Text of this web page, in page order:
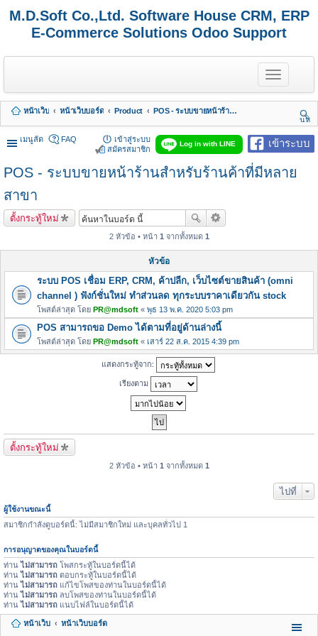
M.D.Soft Co.,Ltd. Software House CRM, ERP
E-Commerce Solutions Odoo Support
T
o
g
e
n
a
i
g
หน้าเว็บ หน้าเว็บบอร์ด Product
POS - ระบบขายหน้าร้านสำหรับร้านค้าที่มีหลายสาขา
นห
า
เมนูลัด
เข้าระบบ
Log in with LINE
FAQ
เข้าสู่ระบบ
สมัครสมาชิก
POS - ระบบขายหน้าร้านสำหรับร้านค้าที่มีหลาย
สาขา
ตั้งกระทู้ใหม่
2 หัวข้อ • หน้า 1 จากทั้งหมด 1
หัวข้อ
ระบบ POS เชื่อม ERP, CRM, ค้าปลีก, เว็บไซต์ขายสินค้า (omni
channel ) ฟังก์ชั่นใหม่ ทำส่วนลด ทุกระบบราคาเดียวกัน stock
โพสต์ล่าสุด โดย PR@mdsoft « พุธ 13 พ.ค. 2020 5:03 pm
POS สามารถขอ Demo ได้ตามที่อยู่ด้านล่างนี้
โพสต์ล่าสุด โดย PR@mdsoft « เสาร์ 22 ส.ค. 2015 4:39 pm
แสดงกระทู้จาก:
เรียงตาม
ตั้งกระทู้ใหม่
2 หัวข้อ • หน้า 1 จากทั้งหมด 1
ไปที่
ผู้ใช้งานขณะนี้
สมาชิกกำลังดูบอร์ดนี้: ไม่มีสมาชิกใหม่ และบุคลทั่วไป 1
การอนุญาตของคุณในบอร์ดนี้
ท่านไม่สามารถ โพสกระทู้ในบอร์ดนี้ได้
ท่านไม่สามารถ ตอบกระทู้ในบอร์ดนี้ได้
ท่านไม่สามารถ แก้ไขโพสของท่านในบอร์ดนี้ได้
ท่านไม่สามารถ ลบโพสของท่านในบอร์ดนี้ได้
ท่านไม่สามารถ แนบไฟล์ในบอร์ดนี้ได้
หน้าเว็บ หน้าเว็บบอร์ด